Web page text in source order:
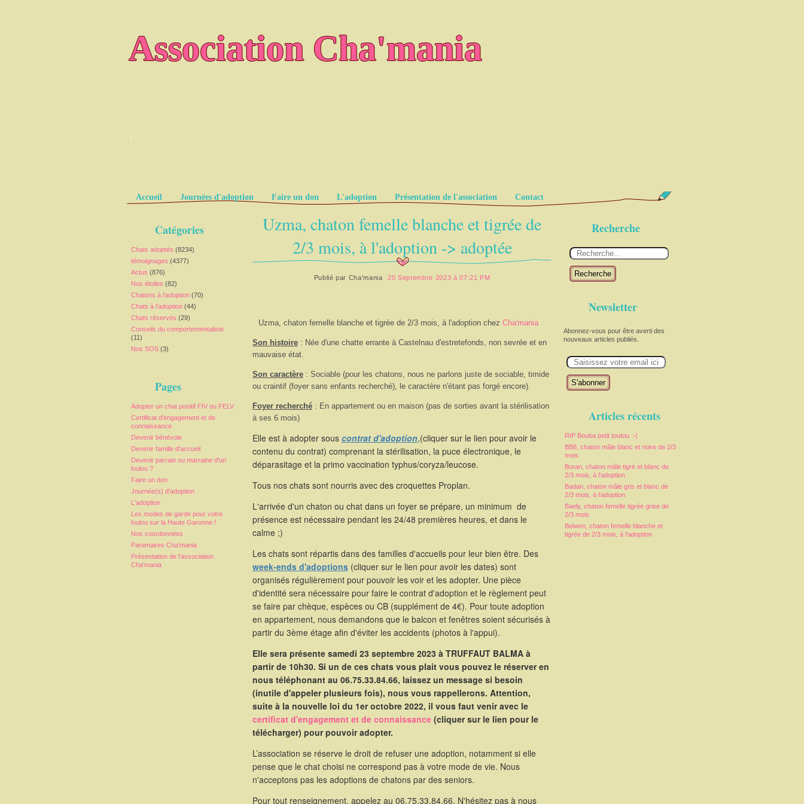
Association Cha'mania
.
Pages
Accueil Journées d'adoption Faire un don L'adoption Présentation de l'association Contact
Catégories
Chats adoptés (8234)
témoignages (4377)
Actus (876)
Nos étoiles (82)
Chatons à l'adoption (70)
Chats à l'adoption (44)
Chats réservés (29)
Conseils du comportementaliste
(11)
Nos SOS (3)
Pages
Adopter un chat positif FIV ou FELV
Certificat d'engagement et de
connaissance
Devenir bénévole
Devenir famille d'accueil
Devenir parrain ou marraine d'un
loulou ?
Faire un don
Journée(s) d'adoption
L'adoption
Les modes de garde pour votre
loulou sur la Haute Garonne !
Nos coordonnées
Partenaires Cha'mania
Présentation de l'association
Cha'mania
Recherche
Recherche
Newsletter
Abonnez-vous pour être averti des
nouveaux articles publiés.
m
Articles récents
RIP Bouba petit toutou :-(
BB8, chaton mâle blanc et noire de 2/3
mois
Boran, chaton mâle tigré et blanc de
2/3 mois, à l'adoption
Badan, chaton mâle gris et blanc de
2/3 mois, à l'adoption
Baely, chaton femelle tigrée grise de
2/3 mois
Belwen, chaton femelle blanche et
tigrée de 2/3 mois, à l'adoption
Uzma, chaton femelle blanche et tigrée de
2/3 mois, à l'adoption -> adoptée
Publié par Cha'mania 20 Septembre 2023 à 07:21 PM
Uzma, chaton femelle blanche et tigrée de 2/3 mois, à l'adoption chez Cha'mania
Son histoire : Née d'une chatte errante à Castelnau d'estretefonds, non sevrée et en
mauvaise état.
Son caractère : Sociable (pour les chatons, nous ne parlons juste de sociable, timide
ou craintif (foyer sans enfants recherché), le caractère n'étant pas forgé encore).
Foyer recherché : En appartement ou en maison (pas de sorties avant la stérilisation
à ses 6 mois)
Elle est à adopter sous contrat d'adoption,(cliquer sur le lien pour avoir le
contenu du contrat) comprenant la stérilisation, la puce électronique, le
déparasitage et la primo vaccination typhus/coryza/leucose.
Tous nos chats sont nourris avec des croquettes Proplan.
L'arrivée d'un chaton ou chat dans un foyer se prépare, un minimum de
présence est nécessaire pendant les 24/48 premières heures, et dans le
calme ;)
Les chats sont répartis dans des familles d'accueils pour leur bien être. Des
week-ends d'adoptions (cliquer sur le lien pour avoir les dates) sont
organisés régulièrement pour pouvoir les voir et les adopter. Une pièce
d'identité sera nécessaire pour faire le contrat d'adoption et le règlement peut
se faire par chèque, espèces ou CB (supplément de 4€). Pour toute adoption
en appartement, nous demandons que le balcon et fenêtres soient sécurisés à
partir du 3ème étage afin d'éviter les accidents (photos à l'appui).
Elle sera présente samedi 23 septembre 2023 à TRUFFAUT BALMA à
partir de 10h30. Si un de ces chats vous plait vous pouvez le réserver en
nous téléphonant au 06.75.33.84.66, laissez un message si besoin
(inutile d'appeler plusieurs fois), nous vous rappellerons. Attention,
suite à la nouvelle loi du 1er octobre 2022, il vous faut venir avec le
certificat d'engagement et de connaissance (cliquer sur le lien pour le
télécharger) pour pouvoir adopter.
L’association se réserve le droit de refuser une adoption, notamment si elle
pense que le chat choisi ne correspond pas à votre mode de vie. Nous
n'acceptons pas les adoptions de chatons par des seniors.
Pour tout renseignement, appelez au 06.75.33.84.66. N'hésitez pas à nous